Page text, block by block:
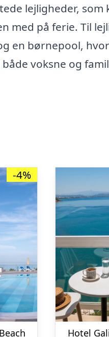
lejligheder,
med på ferie. Til
en børnepool,
voksne og
-4%
Hotel